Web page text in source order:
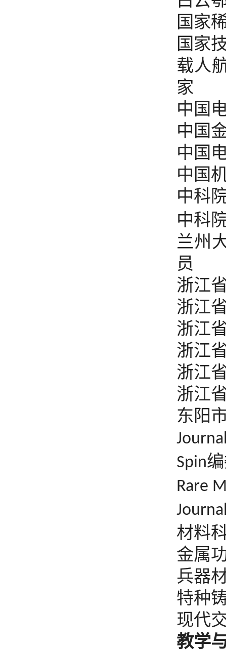
国家
国家
载人
家
中国
中国
中国
中国
中科
中科
兰州
员
浙江
浙江
浙江
浙江
浙江
浙江
东阳
Spin
Rare
材料
金属
兵器
特种
现代
教学